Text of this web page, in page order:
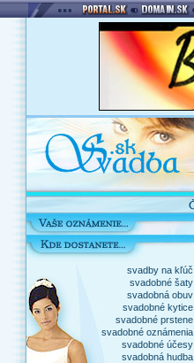
svadby na kľúč
svadobné šaty
svadobná obuv
svadobné kytice
svadobné prstene
svadobné oznámenia
svadobné účesy
svadobná hudba